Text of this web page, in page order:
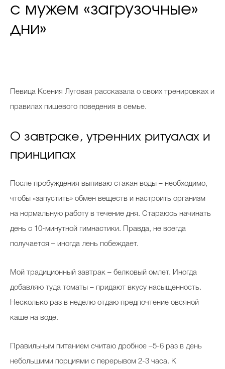
с мужем «загрузочные»
дни»
евица Ксения Луговая рассказала о своих тренировках и
правилах пищевого поведения в семье.
О завтраке, утренних ритуалах и
принципах
После пробуждения выпиваю стакан воды – необходимо,
чтобы «запустить» обмен веществ и настроить организм
на нормальную работу в течение дня. Стараюсь начинать
день с 10-минутной гимнастики. Правда, не всегда
получается – иногда лень побеждает.
Мой традиционный завтрак – белковый омлет. Иногда
добавляю туда томаты – придают вкусу насыщенность.
Несколько раз в неделю отдаю предпочтение овсяной
каше на воде.
Правильным питанием считаю дробное –5-6 раз в день
небольшими порциями с перерывом 2-3 часа. К